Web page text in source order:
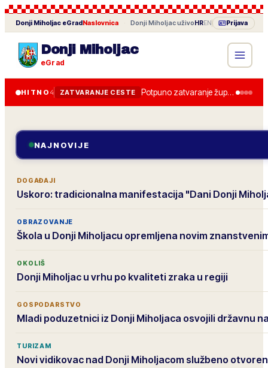
Donji Miholjac eGradNaslovnica Donji MiholjacuživoHREN Prijava
Donji Miholjac
eGrad
HITNO 4 ZATVARANJE CESTE Potpuno zatvaranje županijske ceste od 28. lipnja, obilazak je uređen.
NAJNOVIJE
DOGAĐAJI
Uskoro: tradicionalna manifestacija "Dani Donji
OBRAZOVANJE
Škola u Donji Miholjacu opremljena novim
OKOLIŠ
Donji Miholjac u vrhu po kvaliteti zraka u regiji
GOSPODARSTVO
Mladi poduzetnici iz Donji Miholjaca osvojili državnu
TURIZAM
Novi vidikovac nad Donji Miholjacom službeno otvoren